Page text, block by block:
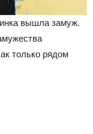
вышла замуж.
только рядом